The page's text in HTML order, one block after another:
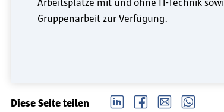
Arbeitsplätze mit und ohne IT-Technik
Gruppenarbeit zur Verfügung.
Diese Seite teilen LinkedIn Facebook email Whatsapp